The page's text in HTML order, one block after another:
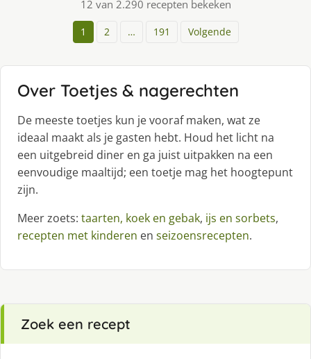
12 van 2.290 recepten bekeken
1 2 … 191 Volgende
Over Toetjes & nagerechten
De meeste toetjes kun je vooraf maken, wat ze
ideaal maakt als je gasten hebt. Houd het licht na
een uitgebreid diner en ga juist uitpakken na een
eenvoudige maaltijd; een toetje mag het hoogtepunt
zijn.
Meer zoets: taarten, koek en gebak, ijs en sorbets,
recepten met kinderen en seizoensrecepten.
Zoek een recept